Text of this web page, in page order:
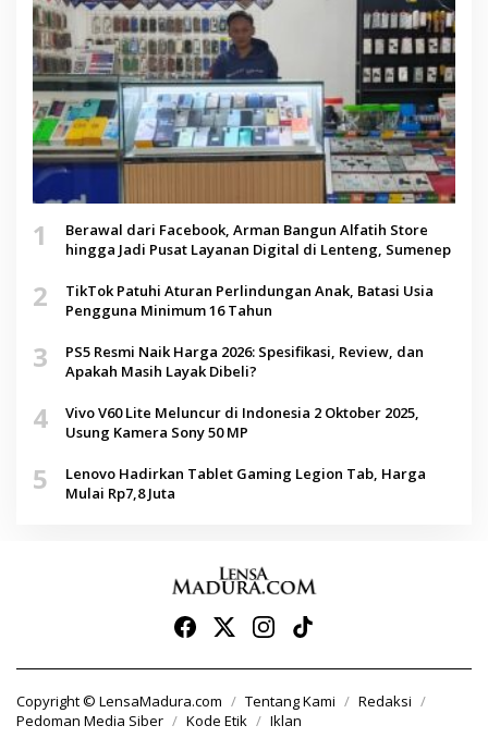
1
Berawal dari Facebook, Arman Bangun Alfatih Store
hingga Jadi Pusat Layanan Digital di Lenteng, Sumenep
2
TikTok Patuhi Aturan Perlindungan Anak, Batasi Usia
Pengguna Minimum 16 Tahun
3
PS5 Resmi Naik Harga 2026: Spesifikasi, Review, dan
Apakah Masih Layak Dibeli?
4
Vivo V60 Lite Meluncur di Indonesia 2 Oktober 2025,
Usung Kamera Sony 50 MP
5
Lenovo Hadirkan Tablet Gaming Legion Tab, Harga
Mulai Rp7,8 Juta
Copyright © LensaMadura.com Tentang Kami
Redaksi
Pedoman Media Siber
Kode Etik Iklan